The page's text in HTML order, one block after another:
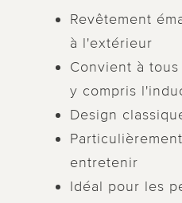
Revêtement
à l'extérieur
Convient à
y compris
Design
entretenir
Idéal pour les